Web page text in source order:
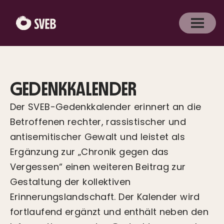
GEDENKKALENDER
Der SVEB-Gedenkkalender erinnert an die
Betroffenen rechter, rassistischer und
antisemitischer Gewalt und leistet als
Ergänzung zur „Chronik gegen das
Vergessen“ einen weiteren Beitrag zur
Gestaltung der kollektiven
Erinnerungslandschaft. Der Kalender wird
fortlaufend ergänzt und enthält neben den